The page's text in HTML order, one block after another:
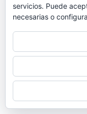
PorLaura Cumini |
CENTAURY
apropiado
Más información
servicios. Puede
necesarias o